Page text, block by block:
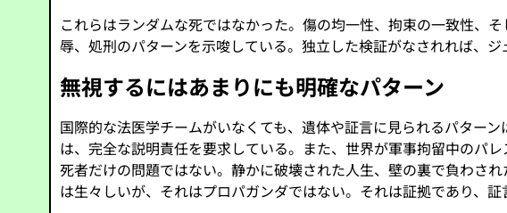
これらはランダムな死ではなかった。傷の均一性、拘束の一致性、
辱、処刑のパターンを示唆している。独立した検証がなされれば、ジ
無視するにはあまりにも明確なパターン
国際的な法医学チームがいなくても、遺体や証言に見られるパタ
は、完全な説明責任を要求している。また、世界が軍事拘留中のパ
死者だけの問題ではない。静かに破壊された人生、壁の裏で負わさ
は生々しいが、それはプロパガンダではない。それは証拠であり、証